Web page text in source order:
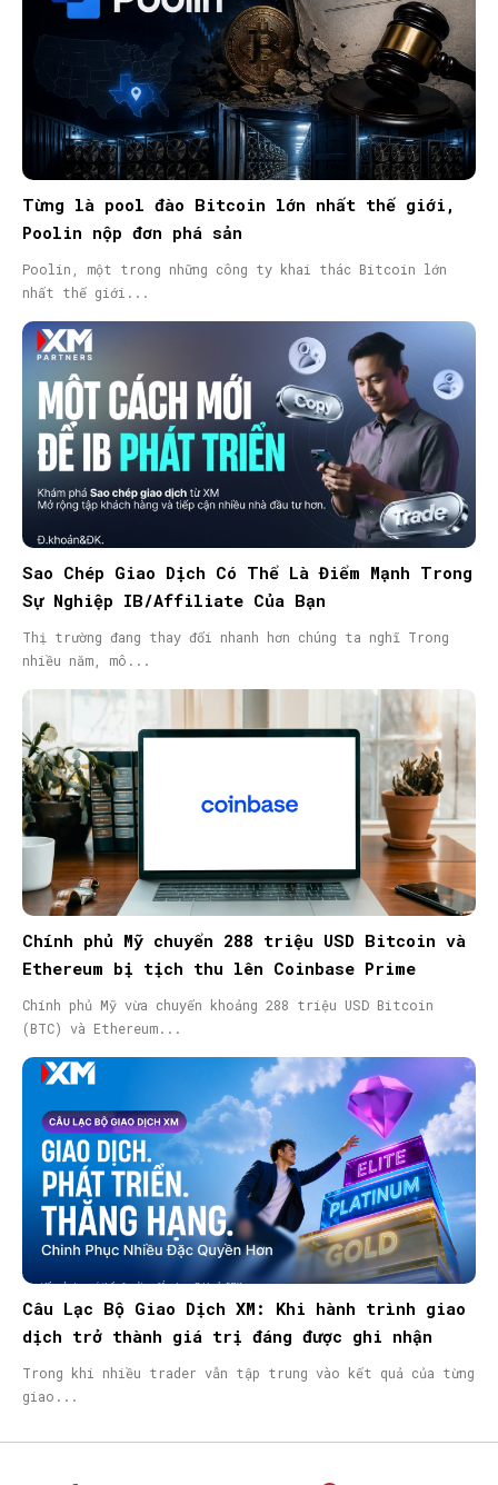
Từng là pool đào Bitcoin lớn nhất thế giới,
Poolin nộp đơn phá sản
Poolin, một trong những công ty khai thác Bitcoin lớn
nhất thế giới...
Sao Chép Giao Dịch Có Thể Là Điểm Mạnh Trong
Sự Nghiệp IB/Affiliate Của Bạn
Thị trường đang thay đổi nhanh hơn chúng ta nghĩ Trong
nhiều năm, mô...
Chính phủ Mỹ chuyển 288 triệu USD Bitcoin và
Ethereum bị tịch thu lên Coinbase Prime
Chính phủ Mỹ vừa chuyển khoảng 288 triệu USD Bitcoin
(BTC) và Ethereum...
Câu Lạc Bộ Giao Dịch XM: Khi hành trình giao
dịch trở thành giá trị đáng được ghi nhận
Trong khi nhiều trader vẫn tập trung vào kết quả của từng
giao...